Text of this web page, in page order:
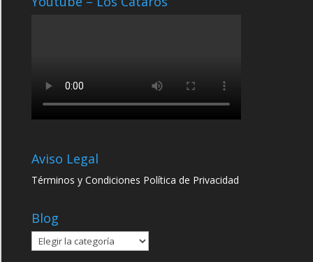
Aviso Legal
Términos y Condiciones Política de Privacidad
Blog
Blog